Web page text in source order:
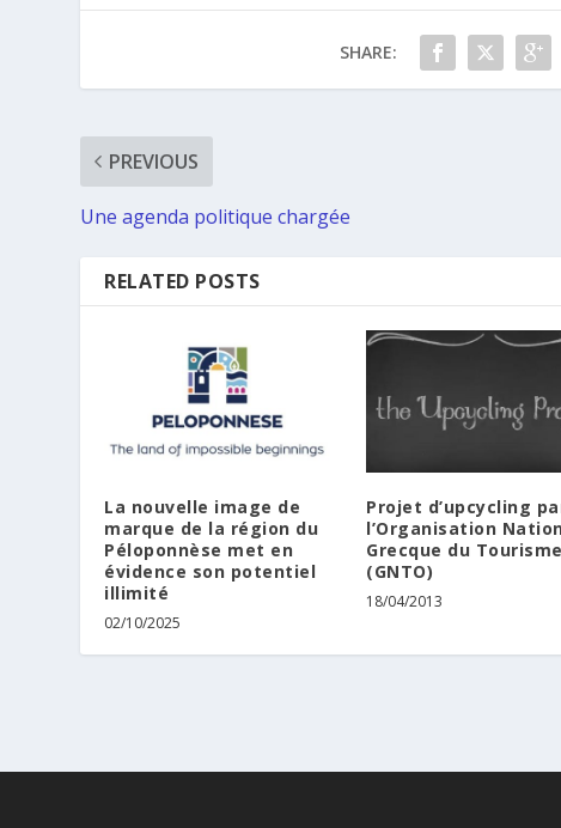
SHARE:
PREVIOUS
Une agenda politique chargée
RELATED POSTS
La nouvelle image de
marque de la région du
Péloponnèse met en
évidence son potentiel
illimité
02/10/2025
Projet d’upcycling
l’Organisation
Grecque du Tourisme
(GNTO)
18/04/2013